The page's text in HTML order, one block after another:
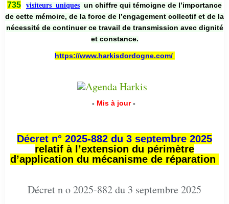
735
visiteurs uniques un chiffre qui témoigne de l’importance
de cette mémoire, de la force de l’engagement collectif et de la
nécessité de continuer ce travail de transmission avec dignité
et constance.
https://www.harkisdordogne.com/
- Mis à jour -
Décret n° 2025-882 du 3 septembre 2025
relatif à l’extension du périmètre
d’application du mécanisme de réparation
Décret n o 2025-882 du 3 septembre 2025